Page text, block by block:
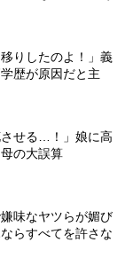
りしたのよ！」義
歴が原因だと主
させる…！」娘に高
の大誤算
味なヤツらが媚び
らすべてを許さな